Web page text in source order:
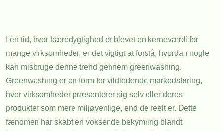
I en tid, hvor bæredygtighed er blevet en kerneværdi for
mange virksomheder, er det vigtigt at forstå, hvordan nogle
kan misbruge denne trend gennem greenwashing.
Greenwashing er en form for vildledende markedsføring,
hvor virksomheder præsenterer sig selv eller deres
produkter som mere miljøvenlige, end de reelt er. Dette
fænomen har skabt en voksende bekymring blandt